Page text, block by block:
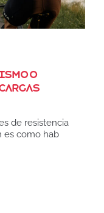
o
de resistencia
es como hab